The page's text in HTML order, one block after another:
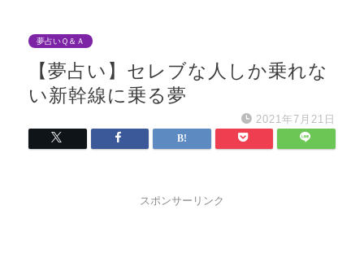
夢占いＱ＆Ａ
【夢占い】セレブな人しか乗れな
い新幹線に乗る夢
2021年7月21日
スポンサーリンク